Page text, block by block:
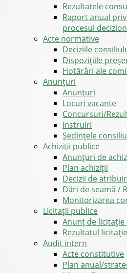
Rezultatele
Raport anual
procesul
Acte normative
Deciziile
Dispozițiile
Hotărâri ale
Anunţuri
Anunţuri
Locuri vacante
Concursuri/
Instruiri
Şedinţele
Achiziții publice
Anunțuri de
Plan achiziții
Decizii de
Dări de seamă /
Monitorizarea
Licitații publice
Anunț de licitație
Rezultatul
Audit intern
Acte constitutive
Plan anual/